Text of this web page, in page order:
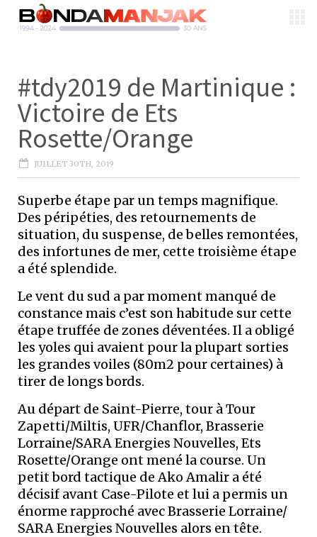
#tdy2019 de Martinique :
Victoire de Ets
Rosette/Orange
JUILLET 30TH, 2019
Superbe étape par un temps magnifique.
Des péripéties, des retournements de
situation, du suspense, de belles remontées,
des infortunes de mer, cette troisième étape
a été splendide.
Le vent du sud a par moment manqué de
constance mais c’est son habitude sur cette
étape truffée de zones déventées. Il a obligé
les yoles qui avaient pour la plupart sorties
les grandes voiles (80m2 pour certaines) à
tirer de longs bords.
Au départ de Saint-Pierre, tour à Tour
Zapetti/Miltis, UFR/Chanflor, Brasserie
Lorraine/SARA Energies Nouvelles, Ets
Rosette/Orange ont mené la course. Un
petit bord tactique de Ako Amalir a été
décisif avant Case-Pilote et lui a permis un
énorme rapproché avec Brasserie Lorraine/
SARA Energies Nouvelles alors en tête.